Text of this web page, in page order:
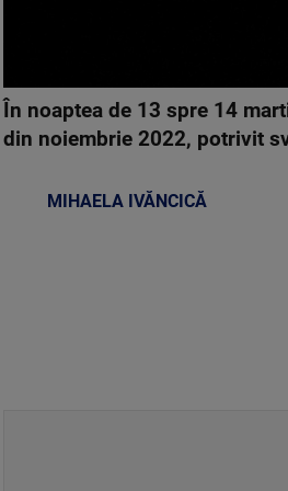
În noaptea de 13 spre 14
din noiembrie 2022, potrivit
MIHAELA IVĂNCICĂ